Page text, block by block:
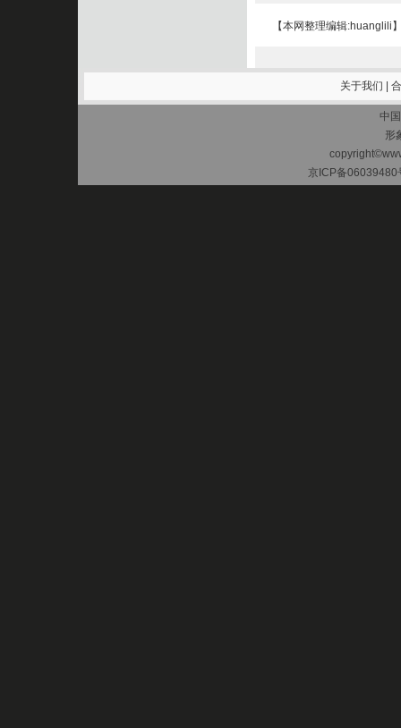
【本网整理编辑:huanglili
关于我们
中
形
京ICP备06039480